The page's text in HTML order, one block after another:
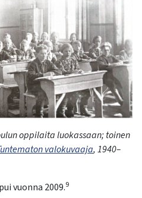
oppilaitaluokassaan;toinen
valokuvaaja,1940–
vuonna 2009.9